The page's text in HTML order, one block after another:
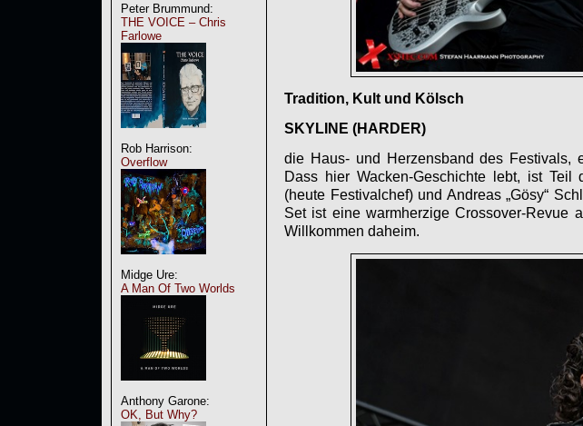
Peter Brummund:
THE VOICE – Chris
Farlowe
Rob Harrison:
Overflow
Midge Ure:
A Man Of Two Worlds
Anthony Garone:
OK, But Why?
Tradition, Kult und Kölsch
SKYLINE (HARDER)
die Haus- und Herzensband des Festivals,
Dass hier Wacken-Geschichte lebt, ist Teil
(heute Festivalchef) und Andreas „Gösy“
Set ist eine warmherzige Crossover-Revue
Willkommen daheim.